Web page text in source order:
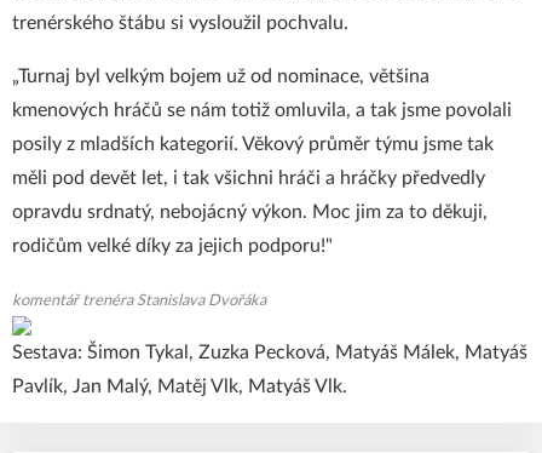
trenérského štábu si vysloužil pochvalu.
„Turnaj byl velkým bojem už od nominace, většina
kmenových hráčů se nám totiž omluvila, a tak jsme povolali
posily z mladších kategorií. Věkový průměr týmu jsme tak
měli pod devět let, i tak všichni hráči a hráčky předvedly
opravdu srdnatý, nebojácný výkon. Moc jim za to děkuji,
rodičům velké díky za jejich podporu!"
komentář trenéra Stanislava Dvořáka
Sestava: Šimon Tykal, Zuzka Pecková, Matyáš Málek, Matyáš
Pavlík, Jan Malý, Matěj Vlk, Matyáš Vlk.